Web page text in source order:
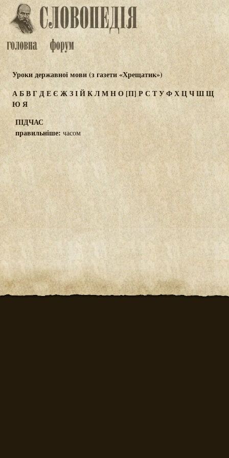
Уроки державної мови (з газети «Хрещатик»)
АБВГДЕЄ ЖЗІЙКЛМНО[П] РСТУФХЦЧШЩ
Ю Я
ПІДЧАС
правильніше: часом